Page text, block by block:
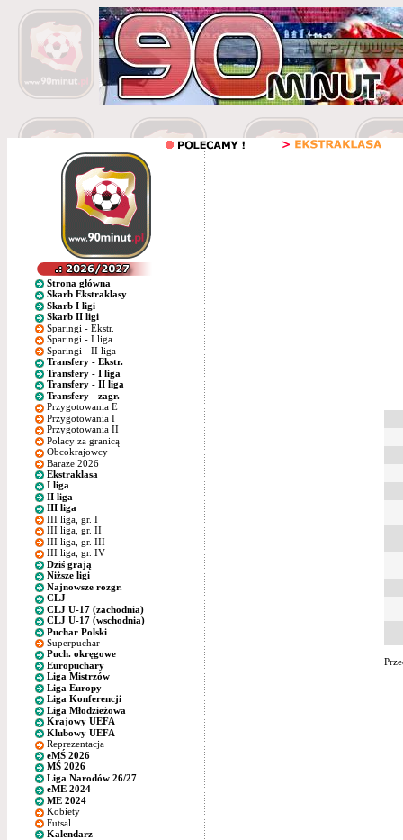
Strona główna
Skarb Ekstraklasy
Skarb I ligi
Skarb II ligi
Sparingi - Ekstr.
Sparingi - I liga
Sparingi - II liga
Transfery - Ekstr.
Transfery - I liga
Transfery - II liga
Transfery - zagr.
Przygotowania E
Przygotowania I
Przygotowania II
Polacy za granicą
Obcokrajowcy
Baraże 2026
Ekstraklasa
I liga
II liga
III liga
III liga, gr. I
III liga, gr. II
III liga, gr. III
III liga, gr. IV
Dziś grają
Niższe ligi
Najnowsze rozgr.
CLJ
CLJ U-17 (zachodnia)
CLJ U-17 (wschodnia)
Puchar Polski
Superpuchar
Puch. okręgowe
Europuchary
Liga Mistrzów
Liga Europy
Liga Konferencji
Liga Młodzieżowa
Krajowy UEFA
Klubowy UEFA
Reprezentacja
eMŚ 2026
MŚ 2026
Liga Narodów 26/27
eME 2024
ME 2024
Kobiety
Futsal
Kalendarz